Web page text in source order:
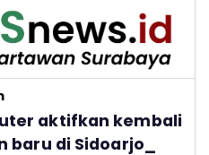
aktifkan kembali
baru di Sidoarjo_